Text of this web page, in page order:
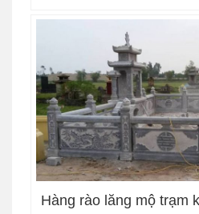
Hàng rào lăng mộ trạm